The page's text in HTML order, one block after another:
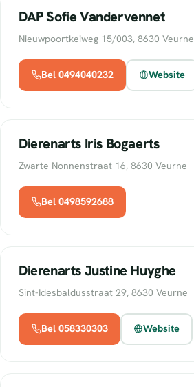
DAP Sofie Vandervennet
Nieuwpoortkeiweg 15/003, 8630 Veurne
Bel 0494040232 Website
Dierenarts Iris Bogaerts
Zwarte Nonnenstraat 16, 8630 Veurne
Bel 0498592688
Dierenarts Justine Huyghe
Sint-Idesbaldusstraat 29, 8630 Veurne
Bel 058330303 Website